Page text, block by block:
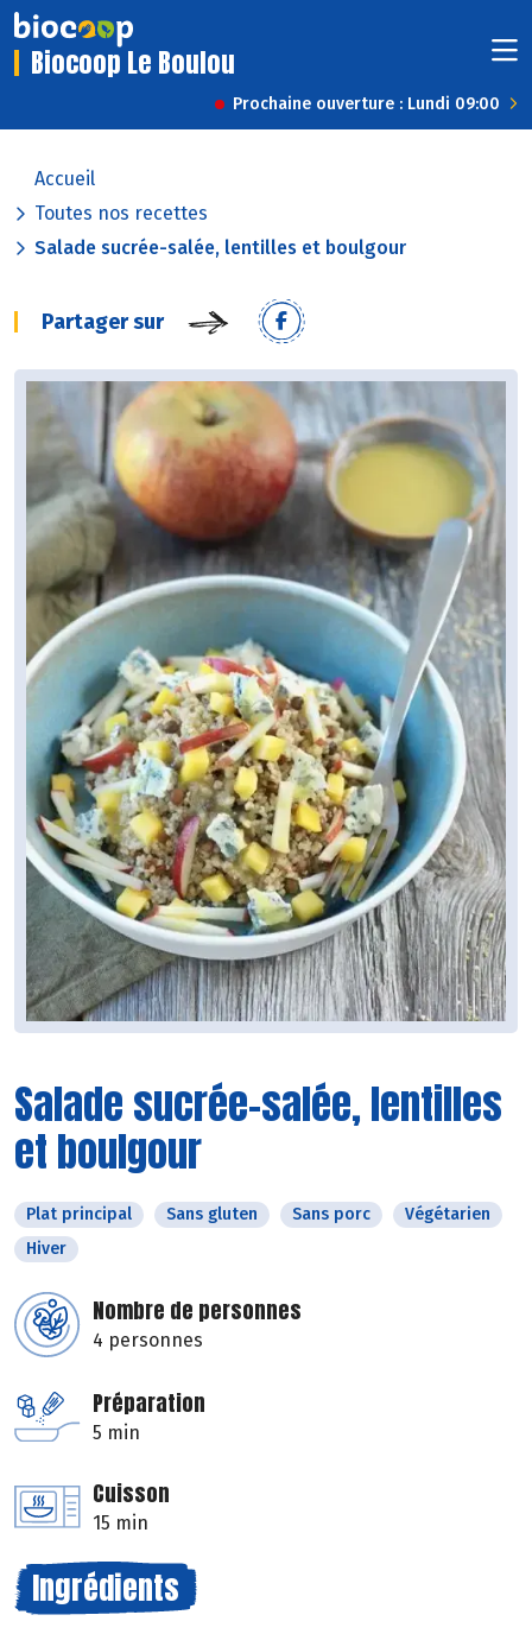
Biocoop Le Boulou
Prochaine ouverture : Lundi 09:00
Accueil
Toutes nos recettes
Salade sucrée-salée, lentilles et boulgour
Partager sur
Salade sucrée-salée, lentilles
et boulgour
Plat principal Sans gluten Sans porc
Végétarien
Hiver
Nombre de personnes
4 personnes
Préparation
5 min
Cuisson
15 min
Ingrédients